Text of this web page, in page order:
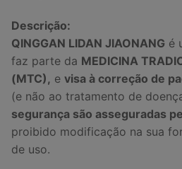
Descrição:
QINGGAN LIDAN JIAONANG é
faz parte da MEDICINA
(MTC), e visa à correção de
(e não ao tratamento de
segurança são asseguradas
proibido modificação na sua
de uso.